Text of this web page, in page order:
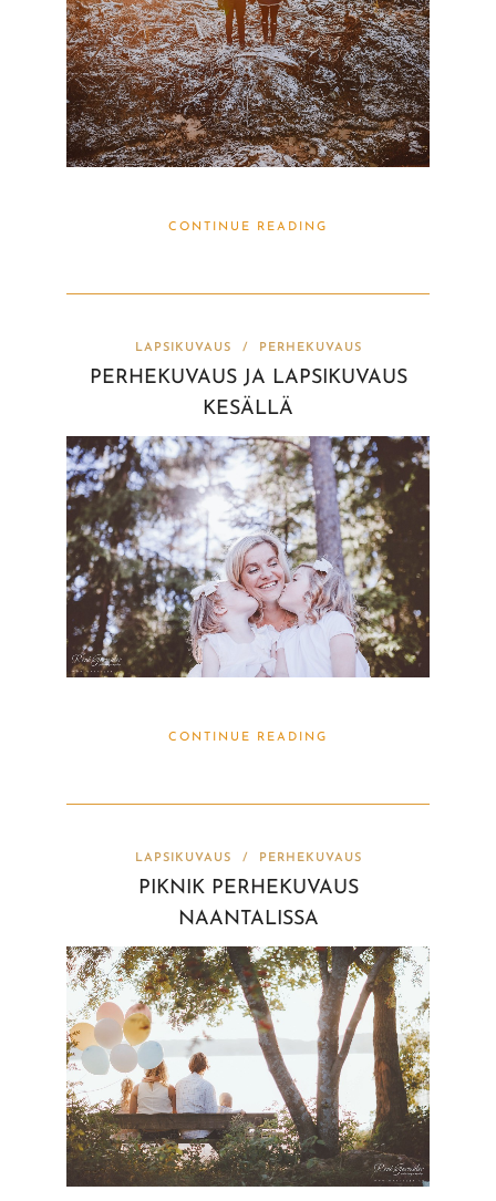
CONTINUE READING
LAPSIKUVAUS / PERHEKUVAUS
PERHEKUVAUS JA LAPSIKUVAUS
KESÄLLÄ
CONTINUE READING
LAPSIKUVAUS / PERHEKUVAUS
PIKNIK PERHEKUVAUS
NAANTALISSA